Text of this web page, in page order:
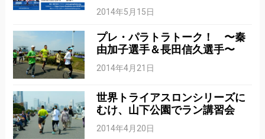
2014年5月15日
プレ・パラトラトーク！ 〜秦
由加子選手＆長田信久選手〜
2014年4月21日
世界トライアスロンシリーズに
むけ、山下公園でラン講習会
2014年4月20日